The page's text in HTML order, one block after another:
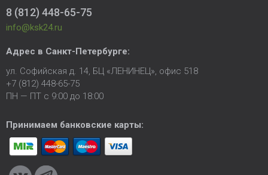
8 (812) 448-65-75
info@ksk24.ru
Адрес в Санкт-Петербурге:
ул. Софийская д. 14, БЦ «ЛЕНИНЕЦ», офис 518
+7 (812) 448-65-75
ПН — ПТ с 9:00 до 18:00
Принимаем банковские карты: